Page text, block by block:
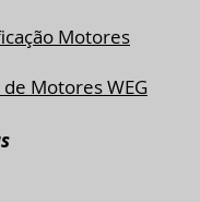
Motores
Motores WEG